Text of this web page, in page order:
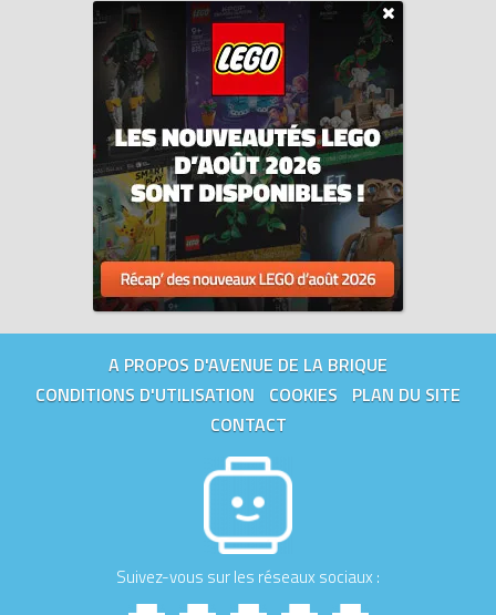
A PROPOS D'AVENUE DE LA BRIQUE
CONDITIONS D'UTILISATION
COOKIES
PLAN DU SITE
CONTACT
Suivez-vous sur les réseaux sociaux :